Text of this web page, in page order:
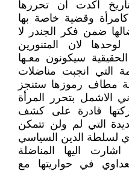
اكدت ان تحررها
كامرأة وقضية خاصة بها
ضمن فكر الجندر لا
لان المتنورين
سيكونون معـها
التي انجبت مناضلات
مطاف رموزها ستنجز
الاشمل بتحرر المرأة
قادرة على كشف
التي لم ولن تتمكن
لسلطة الدين السياسي
اشارت اليها المناضلة
في حواريتها مع